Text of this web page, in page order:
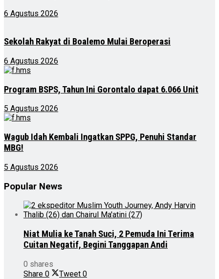
6 Agustus 2026
Sekolah Rakyat di Boalemo Mulai Beroperasi
6 Agustus 2026
Program BSPS, Tahun Ini Gorontalo dapat 6.066 Unit
5 Agustus 2026
Wagub Idah Kembali Ingatkan SPPG, Penuhi Standar
MBG!
5 Agustus 2026
Popular News
Niat Mulia ke Tanah Suci, 2 Pemuda Ini Terima
Cuitan Negatif, Begini Tanggapan Andi
0 shares
Share 0 Tweet 0